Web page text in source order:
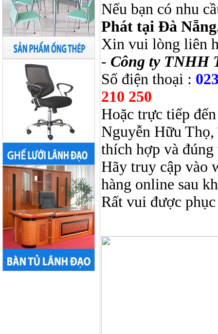
Nếu bạn có nhu
Phát tại Đà
Xin vui lòng liên
- Công ty TNHH
Số điện thoại :
210 250
Hoặc trực tiếp
Nguyễn Hữu Thọ,
thích hợp và
Hãy truy cập vào
hàng online sau
Rất vui được